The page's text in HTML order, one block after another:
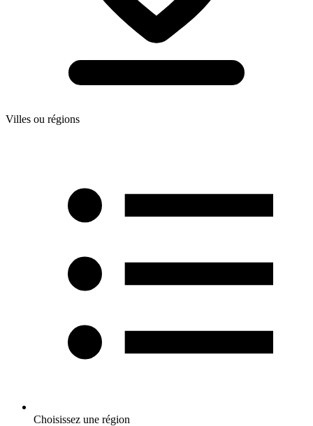
Villes ou régions
Choisissez une région